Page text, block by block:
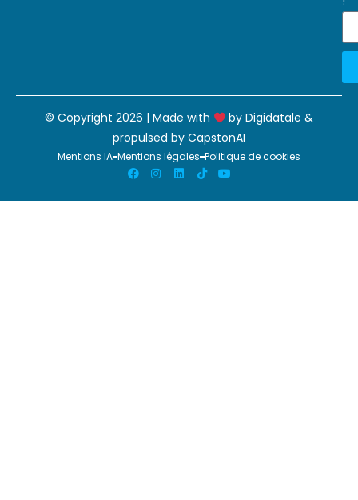
© Copyright 2026 | Made with byDigidatale &
propulsed by CapstonAI
Mentions IA Mentions légales Politique de cookies